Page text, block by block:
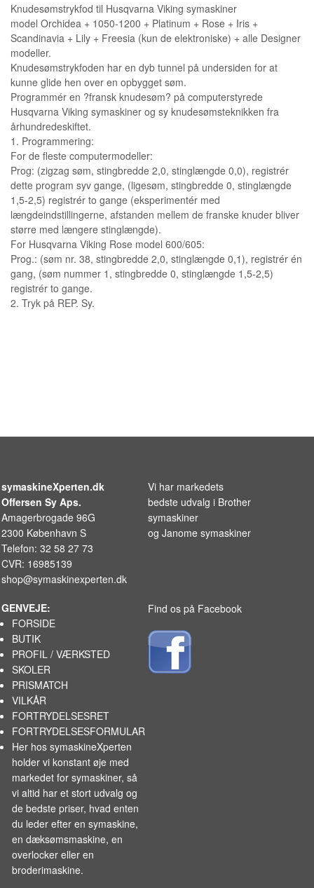
Knudesømstrykfod til Husqvarna Viking symaskiner
model Orchidea + 1050-1200 + Platinum + Rose + Iris +
Scandinavia + Lily + Freesia (kun de elektroniske) + alle Designer
modeller.
Knudesømstrykfoden har en dyb tunnel på undersiden for at
kunne glide hen over en opbygget søm.
Programmér en ?fransk knudesøm? på computerstyrede
Husqvarna Viking symaskiner og sy knudesømsteknikken fra
århundredeskiftet.
1. Programmering:
For de fleste computermodeller:
Prog: (zigzag søm, stingbredde 2,0, stinglængde 0,0), registrér
dette program syv gange, (ligesøm, stingbredde 0, stinglængde
1,5-2,5) registrér to gange (eksperimentér med
længdeindstillingerne, afstanden mellem de franske knuder bliver
større med længere stinglængde).
For Husqvarna Viking Rose model 600/605:
Prog.: (søm nr. 38, stingbredde 2,0, stinglængde 0,1), registrér én
gang, (søm nummer 1, stingbredde 0, stinglængde 1,5-2,5)
registrér to gange.
2. Tryk på REP. Sy.
symaskineXperten.dk
Offersen Sy Aps.
Amagerbrogade 96G
2300 København S
Telefon: 32 58 27 73
CVR: 16985139
shop@symaskinexperten.dk
Vi har markedets
bedste udvalg i Brother
symaskiner
og Janome symaskiner
GENVEJE:
FORSIDE
BUTIK
PROFIL / VÆRKSTED
SKOLER
PRISMATCH
VILKÅR
FORTRYDELSESRET
FORTRYDELSESFORMULAR
Her hos symaskineXperten
holder vi konstant øje med
markedet forsymaskiner, så
vi altid har et stort udvalg og
de bedste priser, hvad enten
du leder efter en symaskine,
en dæksømsmaskine, en
overlocker eller en
broderimaskine.
Find os på Facebook